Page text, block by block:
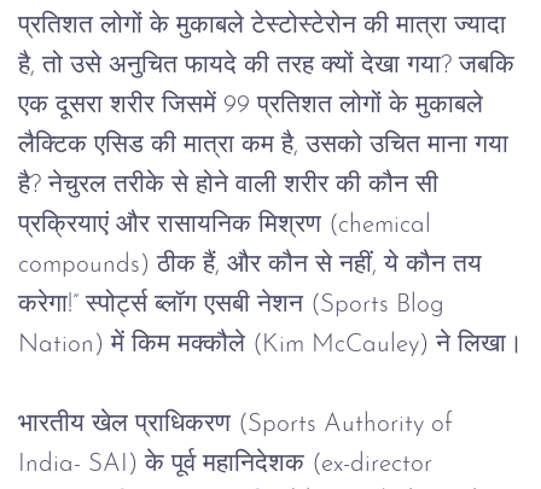
प्रतिशत लोगों के मुकाबले टेस्टोस्टेरोन की मात्रा ज्यादा
है, तो उसे अनुचित फायदे की तरह क्यों देखा गया? जबकि
एक दूसरा शरीर जिसमें 99 प्रतिशत लोगों के मुकाबले
लैक्टिक एसिड की मात्रा कम है, उसको उचित माना गया
है? नेचुरल तरीके से होने वाली शरीर की कौन सी
प्रक्रियाएं और रासायनिक मिश्रण (chemical
compounds) ठीक हैं, और कौन से नहीं, ये कौन तय
करेगा!” स्पोर्ट्स ब्लॉग एसबी नेशन (Sports Blog
Nation) में किम मक्कौले (Kim McCauley) ने लिखा।
भारतीय खेल प्राधिकरण (Sports Authority of
India- SAI) के पूर्व महानिदेशक (ex-director